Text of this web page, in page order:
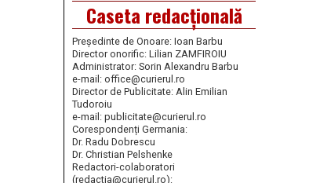
Caseta redacțională
Președinte de Onoare: Ioan Barbu
Director onorific: Lilian ZAMFIROIU
Administrator: Sorin Alexandru Barbu
e-mail: office@curierul.ro
Director de Publicitate: Alin Emilian
Tudoroiu
e-mail: publicitate@curierul.ro
Corespondenți Germania:
Dr. Radu Dobrescu
Dr. Christian Pelshenke
Redactori-colaboratori
(redactia@curierul.ro):